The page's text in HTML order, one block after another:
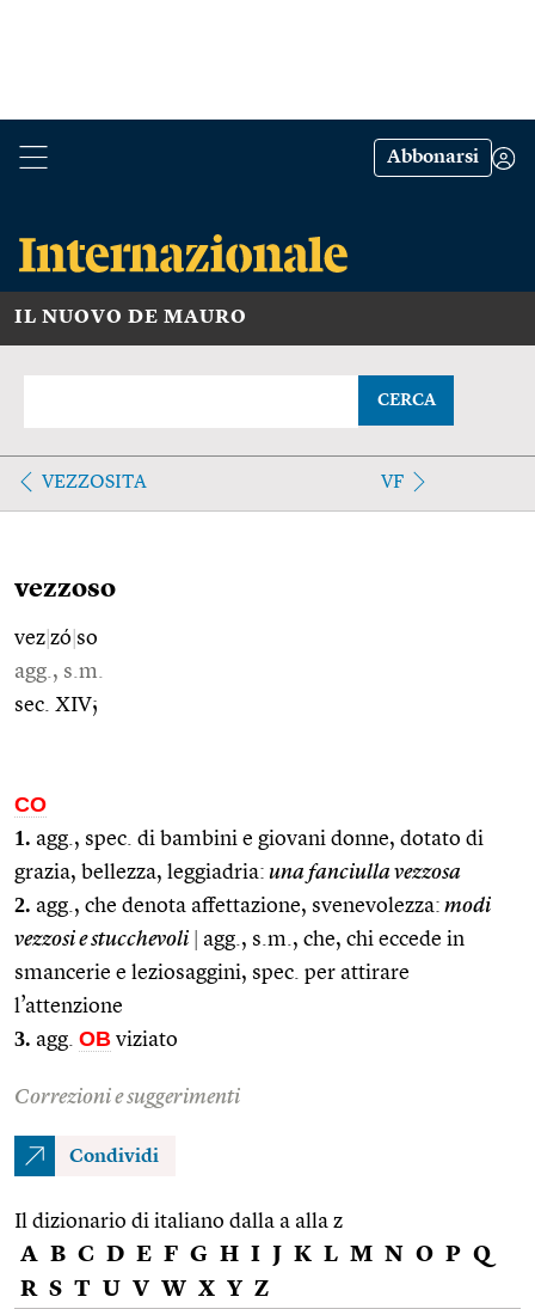
Abbonarsi
IL NUOVO DE MAURO
CERCA
VEZZOSITA VF
vezzoso
vez zó so
agg., s.m.
sec. XIV;
CO
1. agg., spec. di bambini e giovani donne, dotato di
grazia, bellezza, leggiadria: una fanciulla vezzosa
2. agg., che denota affettazione, svenevolezza: modi
vezzosi e stucchevoli
agg., s.m., che, chi eccede in
smancerie e leziosaggini, spec. per attirare
l’attenzione
3. agg. OB viziato
Correzioni e suggerimenti
Condividi
Il dizionario di italiano dalla a alla z
A B C D E F G H I J K L M N O P Q
R S T U V W X Y Z